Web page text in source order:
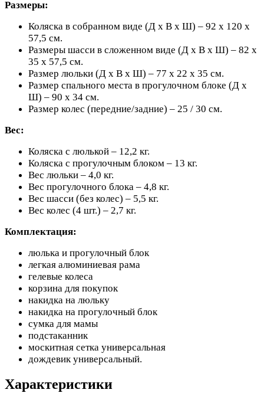
Размеры:
Коляска в собранном виде (Д х В х Ш) – 92 х 120 х
57,5 см.
Размеры шасси в сложенном виде (Д х В х Ш) – 82 х
35 х 57,5 см.
Размер люльки (Д х В х Ш) – 77 х 22 х 35 см.
Размер спального места в прогулочном блоке (Д х
Ш) – 90 х 34 см.
Размер колес (передние/задние) – 25 / 30 см.
Вес:
Коляска с люлькой – 12,2 кг.
Коляска с прогулочным блоком – 13 кг.
Вес люльки – 4,0 кг.
Вес прогулочного блока – 4,8 кг.
Вес шасси (без колес) – 5,5 кг.
Вес колес (4 шт.) – 2,7 кг.
Комплектация:
люлька и прогулочный блок
легкая алюминиевая рама
гелевые колеса
корзина для покупок
накидка на люльку
накидка на прогулочный блок
сумка для мамы
подстаканник
москитная сетка универсальная
дождевик универсальный.
Характеристики